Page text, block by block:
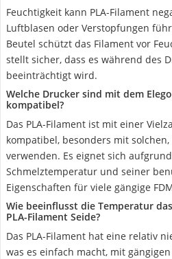
Feuchtigkeit kann PLA-Filament
Luftblasen oder Verstopfungen
Beutel schützt das Filament vor
stellt sicher, dass es während des
beeinträchtigt wird.
Welche Drucker sind mit dem
kompatibel?
Das PLA-Filament ist mit einer
kompatibel, besonders mit
verwenden. Es eignet sich
Schmelztemperatur und seiner
Eigenschaften für viele gängige
Wie beeinflusst die Temperatur
PLA-Filament Seide?
Das PLA-Filament hat eine relativ
was es einfach macht, mit